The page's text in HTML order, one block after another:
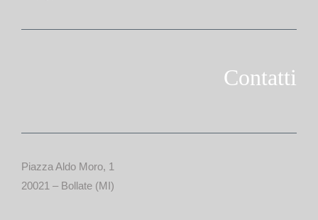
Contatti
Piazza Aldo Moro, 1
20021 – Bollate (MI)